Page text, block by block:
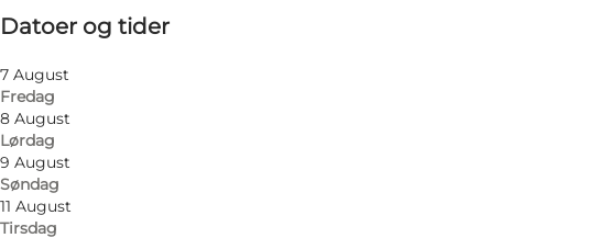
Datoer og tider
7 August
Fredag
8 August
Lørdag
9 August
Søndag
11 August
Tirsdag
Besøg hjemmeside